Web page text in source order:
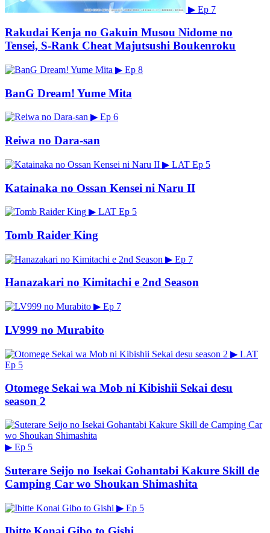
▶ Ep 7
Rakudai Kenja no Gakuin Musou Nidome no
Tensei, S-Rank Cheat Majutsushi Boukenroku
▶ Ep 8
BanG Dream! Yume Mita
▶ Ep 6
Reiwa no Dara-san
▶ LAT Ep 5
Katainaka no Ossan Kensei ni Naru II
▶ LAT Ep 5
Tomb Raider King
▶ Ep 7
Hanazakari no Kimitachi e 2nd Season
▶ Ep 7
LV999 no Murabito
▶ LAT
Ep 5
Otomege Sekai wa Mob ni Kibishii Sekai desu
season 2
▶ Ep 5
Suterare Seijo no Isekai Gohantabi Kakure Skill de
Camping Car wo Shoukan Shimashita
▶ Ep 5